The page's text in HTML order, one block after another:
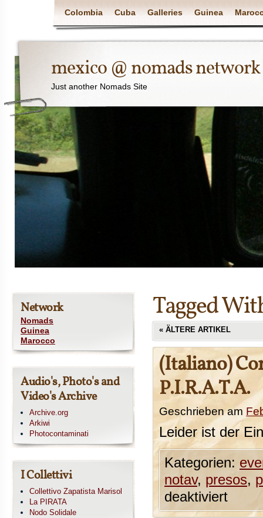
Colombia Cuba Galleries Guinea
mexico @ nomads network
Just another Nomads Site
Tagged
« ÄLTERE ARTIKEL
(Italiano)
P.I.R.A.T.A.
Geschrieben am
Leider ist der
Kategorien:
notav, presos,
deaktiviert
Network
Nomads
Guinea
Marocco
Audio's, Photo's and
Video's Archive
Archive.org
Arkiwi
Photocontaminati
I Collettivi
Collettivo Zapatista Marisol
La PIRATA
Nodo Solidale